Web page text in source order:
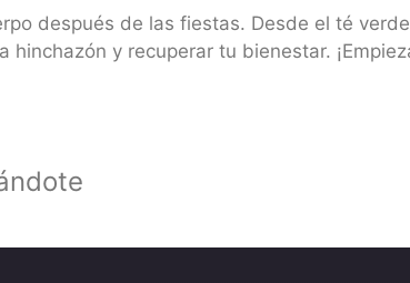
después de las fiestas. Desde el té
y recuperar tu bienestar.